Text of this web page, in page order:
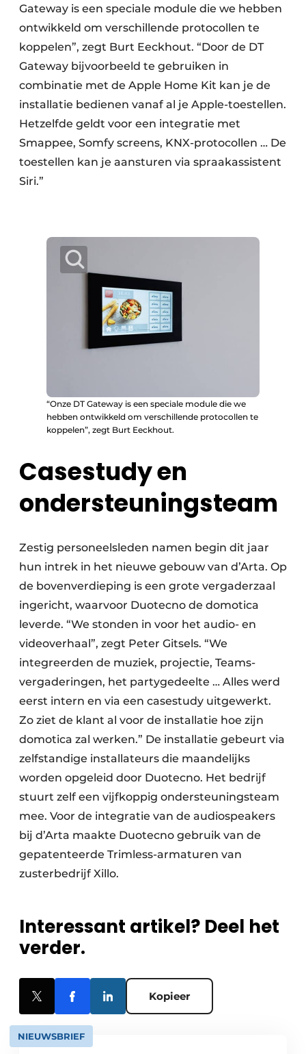
Gateway is een speciale module die we hebben
ontwikkeld om verschillende protocollen te
koppelen”, zegt Burt Eeckhout. “Door de DT
Gateway bijvoorbeeld te gebruiken in
combinatie met de Apple Home Kit kan je de
installatie bedienen vanaf al je Apple-toestellen.
Hetzelfde geldt voor een integratie met
Smappee, Somfy screens, KNX-protocollen … De
toestellen kan je aansturen via spraakassistent
Siri.”
“Onze DT Gateway is een speciale module die we
hebben ontwikkeld om verschillende protocollen te
koppelen”, zegt Burt Eeckhout.
Casestudy en
ondersteuningsteam
Zestig personeelsleden namen begin dit jaar
hun intrek in het nieuwe gebouw van d’Arta. Op
de bovenverdieping is een grote vergaderzaal
ingericht, waarvoor Duotecno de domotica
leverde. “We stonden in voor het audio- en
videoverhaal”, zegt Peter Gitsels. “We
integreerden de muziek, projectie, Teams-
vergaderingen, het partygedeelte … Alles werd
eerst intern en via een casestudy uitgewerkt.
Zo ziet de klant al voor de installatie hoe zijn
domotica zal werken.” De installatie gebeurt via
zelfstandige installateurs die maandelijks
worden opgeleid door Duotecno. Het bedrijf
stuurt zelf een vijfkoppig ondersteuningsteam
mee. Voor de integratie van de audiospeakers
bij d’Arta maakte Duotecno gebruik van de
gepatenteerde Trimless-armaturen van
zusterbedrijf Xillo.
Interessant artikel? Deel het
verder.
Kopieer
NIEUWSBRIEF